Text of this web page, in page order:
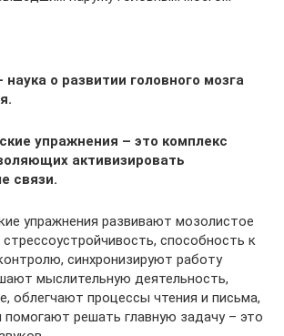
наука о развитии головного мозга
упражнения – это комплекс
активизировать
связи.
упражнения развивают мозолистое
способность к
синхронизируют работу
мыслительную деятельность,
облегчают процессы чтения и письма,
помогают решать главную задачу – это